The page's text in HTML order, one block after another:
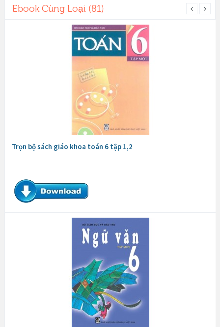
Ebook Cùng Loại (81)
Trọn bộ sách giáo khoa toán 6 tập 1,2